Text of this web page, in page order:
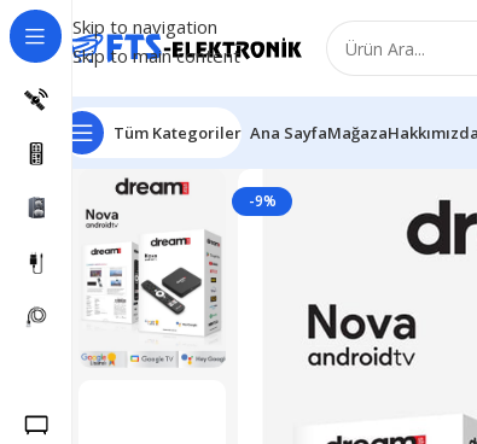
Skip to navigation
Skip to main content
Tüm Kategoriler Ana SayfaMağazaHakkımızda
-9%